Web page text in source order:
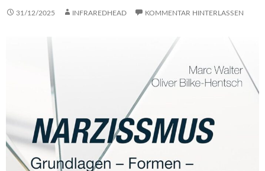
31/12/2025 INFRAREDHEAD KOMMENTAR HINTERLASSEN